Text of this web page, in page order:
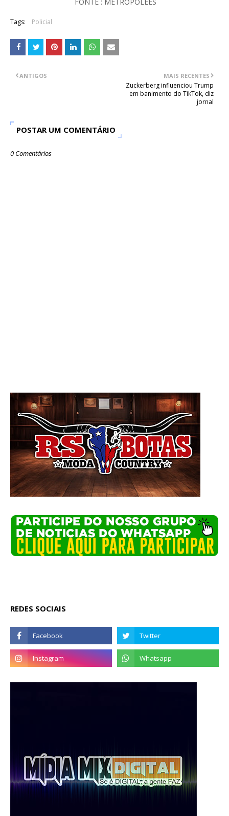
Tags: Policial
MAIS RECENTES
Zuckerberg influenciou Trump
em banimento do TikTok, diz
jornal
ANTIGOS
POSTAR UM COMENTÁRIO
0 Comentários
REDES SOCIAIS